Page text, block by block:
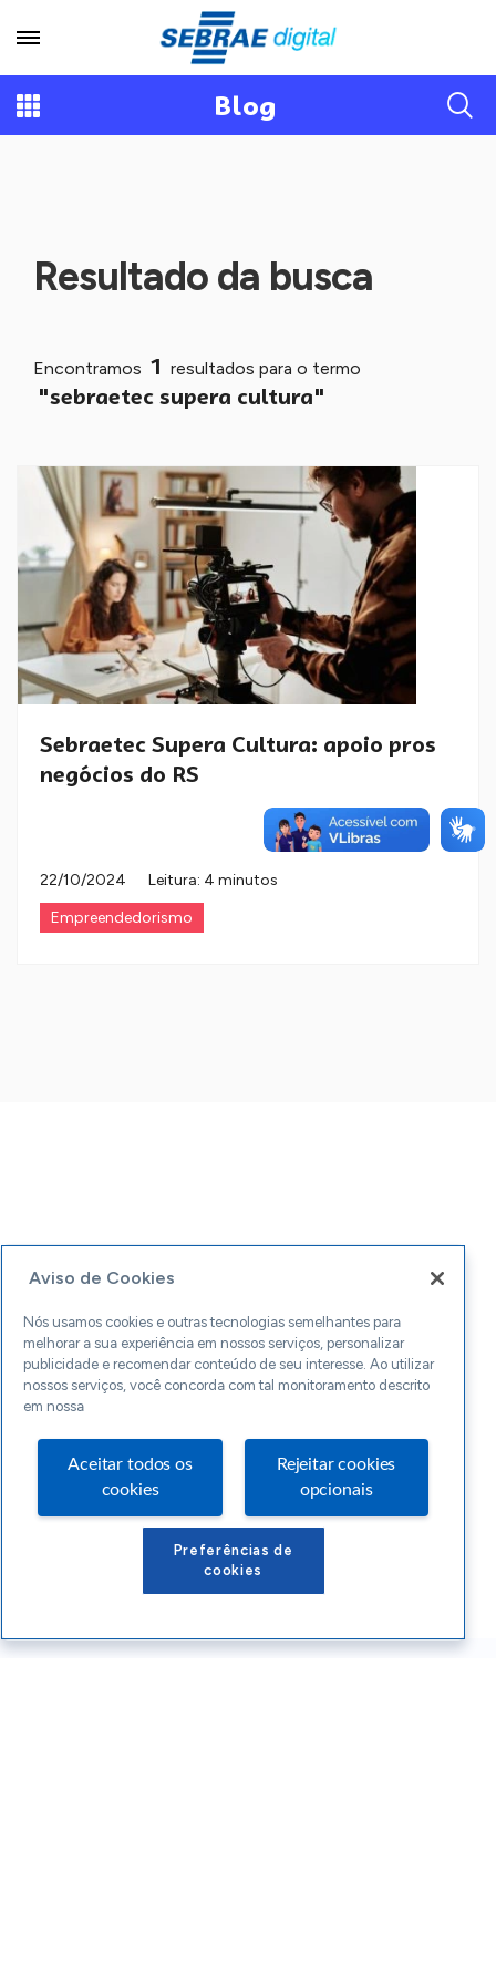
Blog
Resultado da busca
Encontramos 1 resultados para o termo
"sebraetec supera cultura"
Sebraetec Supera Cultura: apoio pros
negócios do RS
22/10/2024
Leitura: 4 minutos
Empreendedorismo
Aviso de Cookies
Nós usamos cookies e outras tecnologias semelhantes para
melhorar a sua experiência em nossos serviços, personalizar
publicidade e recomendar conteúdo de seu interesse. Ao utilizar
nossos serviços, você concorda com tal monitoramento descrito
em nossa
Aceitar todos os
cookies
Rejeitar cookies
opcionais
Preferências de
cookies